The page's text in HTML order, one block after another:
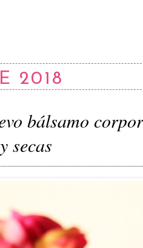
2018
bálsamo
secas